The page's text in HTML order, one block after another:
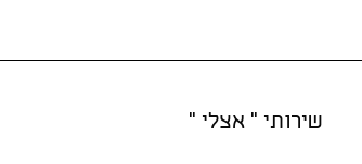
שירותי " אצלי "